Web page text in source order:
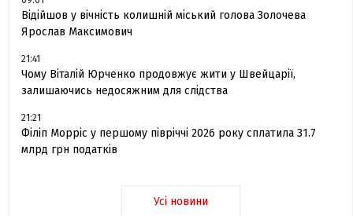
Відійшов у вічність колишній міський голова Золочева
Ярослав Максимович
21:41
Чому Віталій Юрченко продовжує жити у Швейцарії,
залишаючись недосяжним для слідства
21:21
Філіп Морріс у першому півріччі 2026 року сплатила 31.7
млрд грн податків
Усі новини